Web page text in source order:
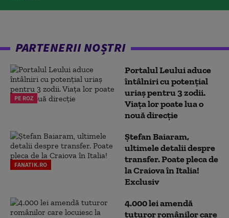
PARTENERII NOȘTRI
PE ROZ
Portalul Leului aduce
întâlniri cu potențial
uriaș pentru 3 zodii.
Viața lor poate lua o
nouă direcție
FANATIK.RO
Ștefan Baiaram,
ultimele detalii despre
transfer. Poate pleca de
la Craiova în Italia!
Exclusiv
4.000 lei amendă
tuturor românilor care